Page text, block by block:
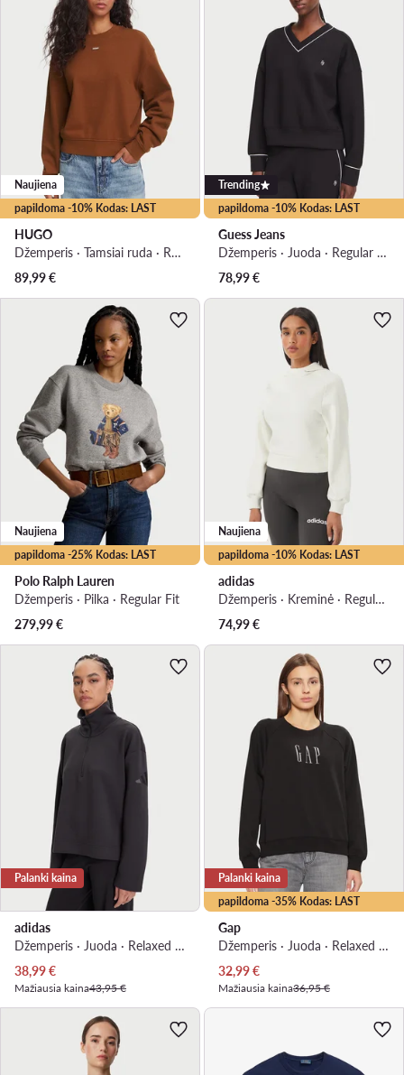
papildoma -10% Kodas: LAST
Naujiena
HUGO
Džemperis · Tamsiai ruda · Regular Fit
89,99€
papildoma -10% Kodas: LAST
Trending
Guess Jeans
Džemperis · Juoda · Regular Fit
78,99€
papildoma -25% Kodas: LAST
Naujiena
Polo Ralph Lauren
Džemperis · Pilka · Regular Fit
279,99€
papildoma -10% Kodas: LAST
Naujiena
adidas
Džemperis · Kreminė · Regular Fit
74,99€
Palanki kaina
adidas
Džemperis · Juoda · Relaxed Fit
Dabartinė kaina
38,99€
Mažiausia kaina43,95 €
papildoma -35% Kodas: LAST
Palanki kaina
Gap
Džemperis · Juoda · Relaxed Fit
Dabartinė kaina
32,99€
Mažiausia kaina36,95 €